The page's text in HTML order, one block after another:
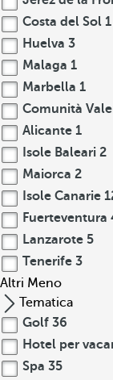
Costa del Sol 1
Huelva 3
Malaga 1
Marbella 1
Comunità
Alicante 1
Isole Baleari 2
Maiorca 2
Isole Canarie
Fuerteventura
Lanzarote 5
Tenerife 3
Altri Meno
Tematica
Golf 36
Hotel per
Spa 35